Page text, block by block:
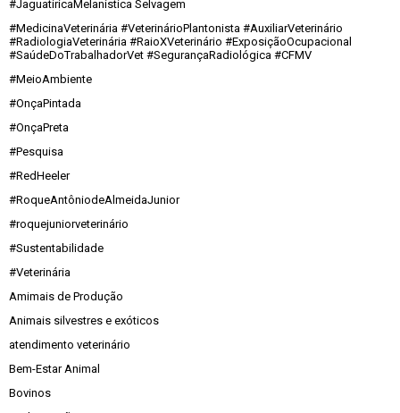
#JaguatiricaMelanística Selvagem
#MedicinaVeterinária #VeterinárioPlantonista #AuxiliarVeterinário
#RadiologiaVeterinária #RaioXVeterinário #ExposiçãoOcupacional
#SaúdeDoTrabalhadorVet #SegurançaRadiológica #CFMV
#MeioAmbiente
#OnçaPintada
#OnçaPreta
#Pesquisa
#RedHeeler
#RoqueAntôniodeAlmeidaJunior
#roquejuniorveterinário
#Sustentabilidade
#Veterinária
Amimais de Produção
Animais silvestres e exóticos
atendimento veterinário
Bem-Estar Animal
Bovinos